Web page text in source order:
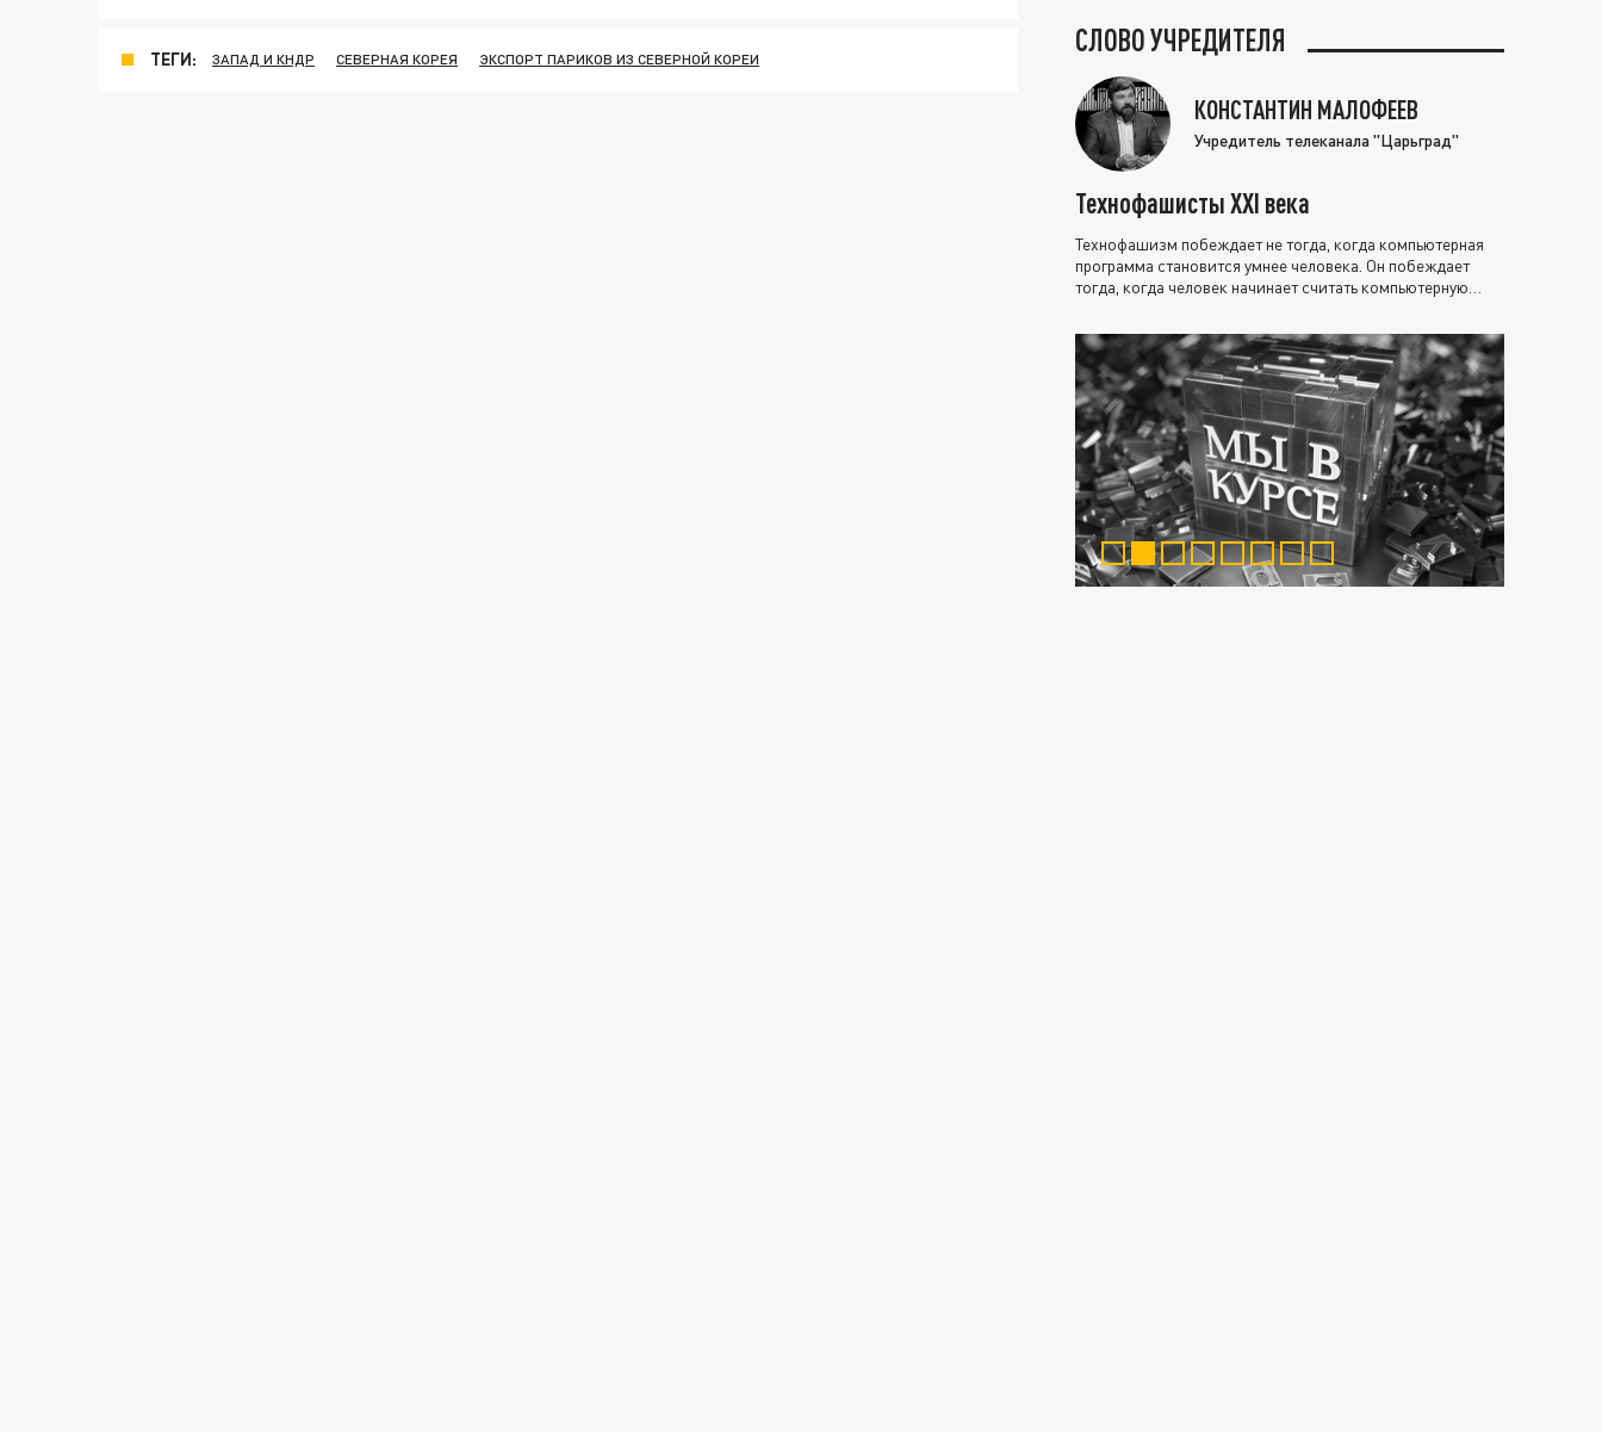
ТЕГИ: ЗАПАД И КНДР СЕВЕРНАЯ КОРЕЯ ЭКСПОРТ ПАРИКОВ ИЗ СЕВЕРНОЙ КОРЕИ
СЛОВО УЧРЕДИТЕЛЯ
КОНСТАНТИН МАЛОФЕЕВ
Учредитель телеканала "Царьград"
Технофашисты XXI века
Технофашизм побеждает не тогда, когда компьютерная
программа становится умнее человека. Он побеждает
тогда, когда человек начинает считать компьютерную